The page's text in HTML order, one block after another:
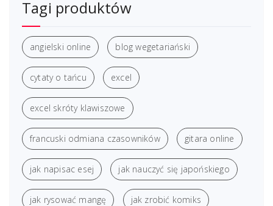
Tagi produktów
angielski online blog wegetariański
cytaty o tańcu excel
excel skróty klawiszowe
francuski odmiana czasowników gitara online
jak napisac esej jak nauczyć się japońskiego
jak rysować mangę jak zrobić komiks